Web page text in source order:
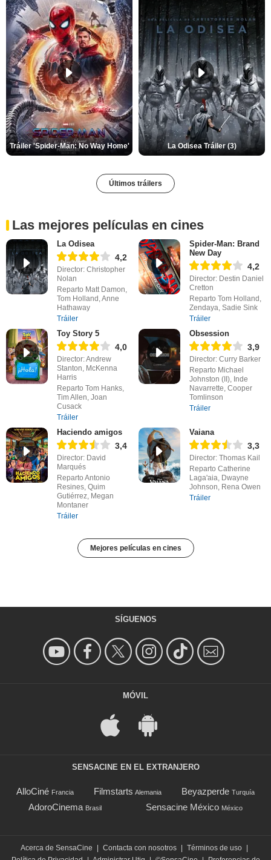
Tráiler 'Spider-Man: No Way Home' La Odisea Tráiler (3)
Últimos tráilers
Las mejores películas en cines
La Odisea
4,2
Director: Christopher
Nolan
Reparto Matt Damon,
Tom Holland, Anne
Hathaway
Tráiler
Spider-Man: Brand
New Day
4,2
Director: Destin Daniel
Cretton
Reparto Tom Holland,
Zendaya, Sadie Sink
Tráiler
Toy Story 5
4,0
Director: Andrew
Stanton, McKenna
Harris
Reparto Tom Hanks,
Tim Allen, Joan
Cusack
Tráiler
Obsession
3,9
Director: Curry Barker
Reparto Michael
Johnston (II), Inde
Navarrette, Cooper
Tomlinson
Tráiler
Haciendo amigos
3,4
Director: David
Marqués
Reparto Antonio
Resines, Quim
Gutiérrez, Megan
Montaner
Tráiler
Vaiana
3,3
Director: Thomas Kail
Reparto Catherine
Laga'aia, Dwayne
Johnson, Rena Owen
Tráiler
Mejores películas en cines
SÍGUENOS
MÓVIL
SENSACINE EN EL EXTRANJERO
AlloCiné Francia Filmstarts Alemania Beyazperde Turquía
AdoroCinema Brasil Sensacine México México
Acerca de SensaCine | Contacta con nosotros | Términos de uso |